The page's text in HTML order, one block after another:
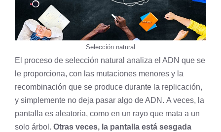
Selección natural
El proceso de selección natural analiza el ADN que se
le proporciona, con las mutaciones menores y la
recombinación que se produce durante la replicación,
y simplemente no deja pasar algo de ADN. A veces, la
pantalla es aleatoria, como en un rayo que mata a un
solo árbol. Otras veces, la pantalla está sesgada